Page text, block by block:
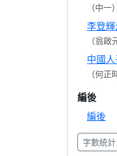
（中一）
李登
（翁啟
中國
（何正
編後
編後
字數統計